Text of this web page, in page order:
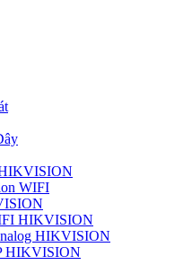
WIFI
HIKVISION
HIKVISION
HIKVISION